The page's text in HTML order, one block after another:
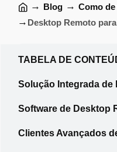
→ Blog → Como
→ Desktop Remoto
TABELA DE
Solução Integrada de
Software de Desktop
Clientes Avançados